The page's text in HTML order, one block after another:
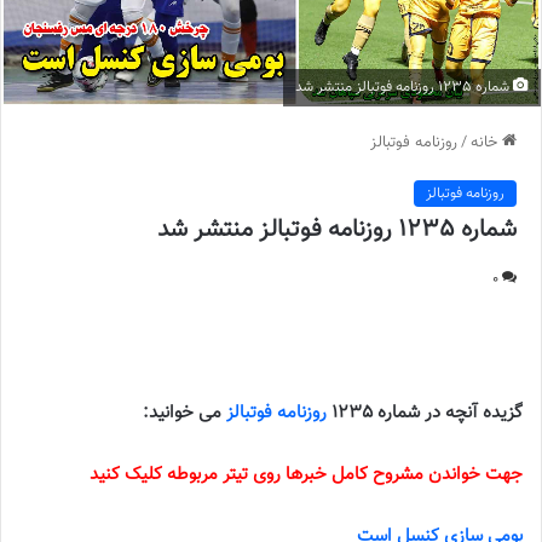
شماره 1235 روزنامه فوتبالز منتشر شد
خانه/روزنامه فوتبالز
روزنامه فوتبالز
شماره 1235 روزنامه فوتبالز منتشر شد
0
گزیده آنچه در شماره 1235 روزنامه فوتبالزمی خوانید:
جهت خواندن مشروح کامل خبرها روی تیتر مربوطه کلیک کنید